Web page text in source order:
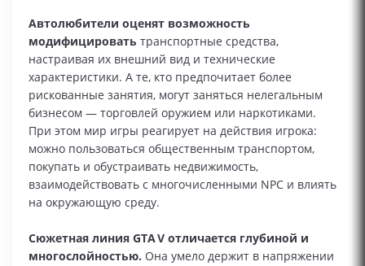
Автолюбители оценят возможность
модифицировать транспортные средства,
настраивая их внешний вид и технические
характеристики. А те, кто предпочитает более
рискованные занятия, могут заняться нелегальным
бизнесом — торговлей оружием или наркотиками.
При этом мир игры реагирует на действия игрока:
можно пользоваться общественным транспортом,
покупать и обустраивать недвижимость,
взаимодействовать с многочисленными NPC и влиять
на окружающую среду.
Сюжетная линия GTA V отличается глубиной и
многослойностью. Она умело держит в напряжении